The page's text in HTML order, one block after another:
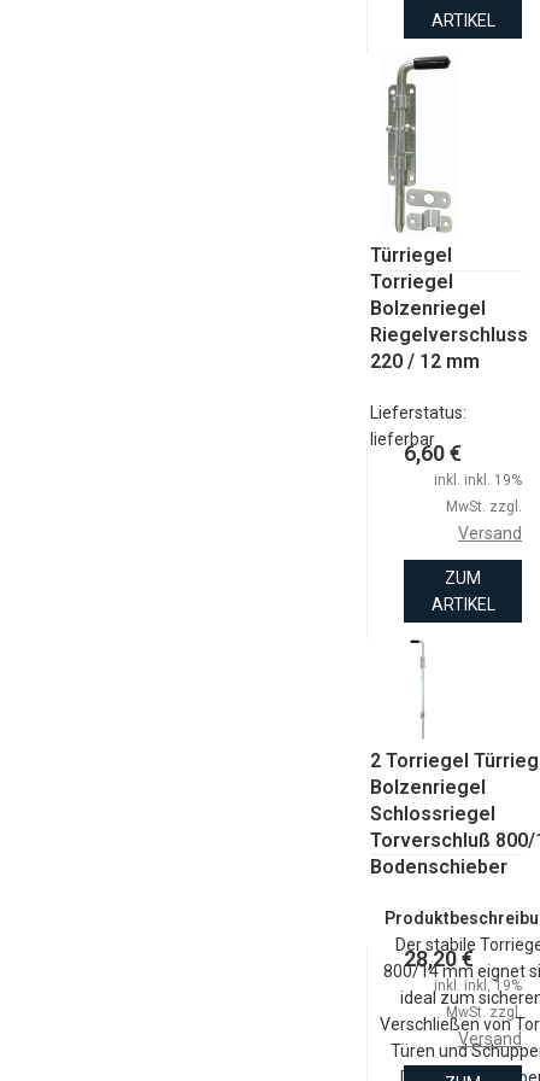
ARTIKEL
Türriegel
Torriegel
Bolzenriegel
Riegelverschluss
220 / 12 mm
Lieferstatus:
lieferbar
6,60 €
inkl. inkl. 19%
MwSt. zzgl.
Versand
ZUM
ARTIKEL
2 Torriegel
Bolzenriegel
Schlossriegel
Torverschluß 800/
Bodenschieber
Der stabile
800/14 mm eignet
ideal zum
Verschließen von
Türen und
28,20 €
inkl. inkl. 19%
MwSt. zzgl.
Versand